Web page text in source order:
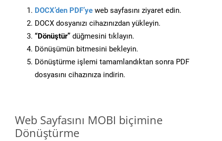
DOCX’den PDF’ye web sayfasını ziyaret edin.
DOCX dosyanızı cihazınızdan yükleyin.
“Dönüştür” düğmesini tıklayın.
Dönüşümün bitmesini bekleyin.
Dönüştürme işlemi tamamlandıktan sonra PDF
dosyasını cihazınıza indirin.
Web Sayfasını MOBI biçimine
Dönüştürme